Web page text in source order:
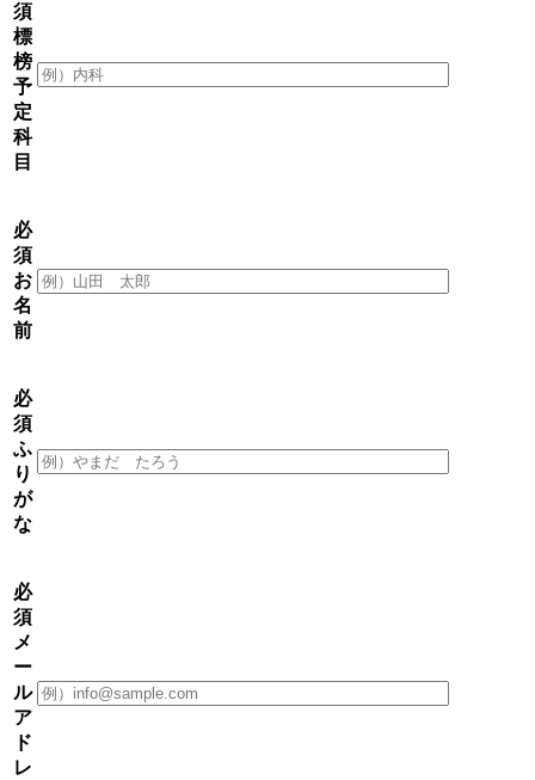
須
標
榜
予
定
科
目
必
須
お
名
前
必
須
ふ
り
が
な
必
須
メ
ー
ル
ア
ド
レ